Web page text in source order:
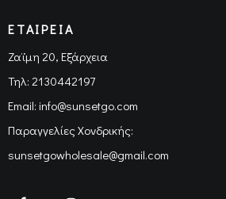
ΕΤΑΙΡΕΙΑ
Ζαϊμη 20, Εξάρχεια
Τηλ: 2130442197
Email: info@sunsetgo.com
Παραγγελίες Χονδρικής:
sunsetgowholesale@gmail.com